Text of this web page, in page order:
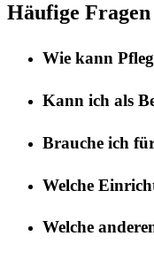
Häufige
Wie kann
Kann ich als
Brauche ich
Welche
Welche